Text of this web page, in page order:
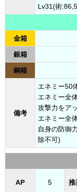
Lv31(術
金箱
銀箱
銅箱
備考
エネミー50
エネミー全
攻撃力をア
エネミー全
自身の防御
除不可)
AP 5